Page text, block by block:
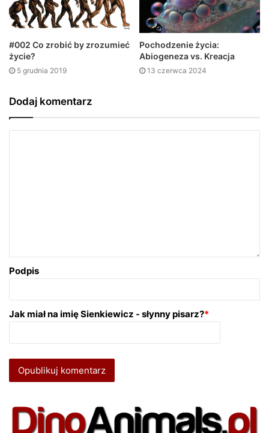
#002 Co zrobić by zrozumieć
życie?
5 grudnia 2019
Pochodzenie życia:
Abiogeneza vs. Kreacja
13 czerwca 2024
Dodaj komentarz
Podpis
Jak miał na imię Sienkiewicz - słynny pisarz?*